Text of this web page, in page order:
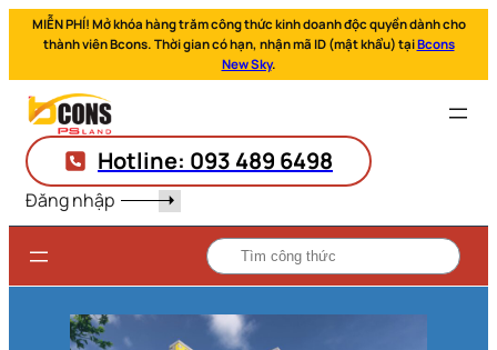
MIỄN PHÍ! Mở khóa hàng trăm công thức kinh doanh độc quyền dành cho
thành viên Bcons. Thời gian có hạn, nhận mã ID (mật khẩu) tạiBcons
New Sky.
Hotline: 093 489 6498
Đăng nhập